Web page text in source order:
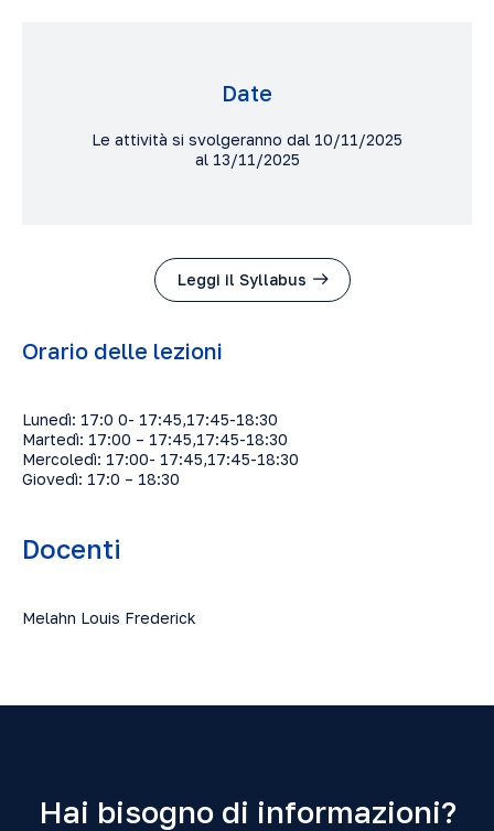
Date
Le attività si svolgeranno dal 10/11/2025
al 13/11/2025
Leggi il Syllabus
Orario delle lezioni
Lunedì: 17:0 0- 17:45,17:45-18:30
Martedì: 17:00 – 17:45,17:45-18:30
Mercoledì: 17:00- 17:45,17:45-18:30
Giovedì: 17:0 – 18:30
Docenti
Melahn Louis Frederick
Hai bisogno di informazioni?